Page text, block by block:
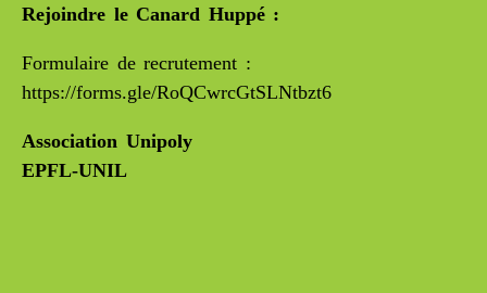
Rejoindre le Canard Huppé :
Formulaire de recrutement :
https://forms.gle/RoQCwrcGtSLNtbzt6
Association Unipoly
EPFL-UNIL